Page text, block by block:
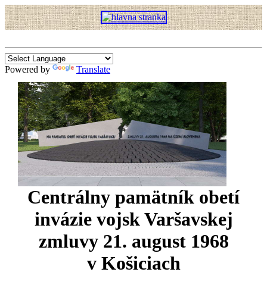
Powered by Translate
Centrálny pamätník obetí
invázie vojsk Varšavskej
zmluvy 21. august 1968
v Košiciach